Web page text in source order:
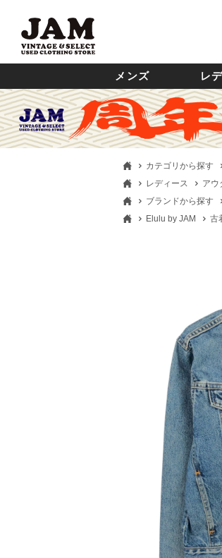
メンズ レ
カテゴリから探す
レディース
アウ
ブランドから探す
Elulu by JAM
古